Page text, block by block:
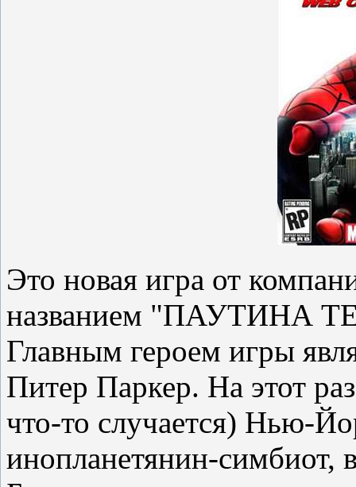
Это новая игра от
названием "ПАУТИНА
Главным героем игры
Питер Паркер. На этот
что-то случается) Нью-
инопланетянин-симбиот,